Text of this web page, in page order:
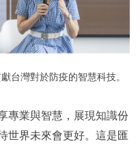
台灣對於防疫的智慧科技。
專業與智慧，展現知識份
世界未來會更好。這是匯